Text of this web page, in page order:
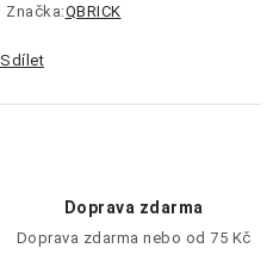
Značka:QBRICK
Sdílet
Doprava zdarma
Doprava zdarma nebo od 75 Kč